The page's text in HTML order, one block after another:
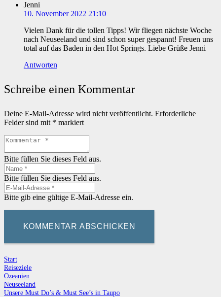
Jenni
10. November 2022 21:10
Vielen Dank für die tollen Tipps! Wir fliegen nächste Woche
nach Neuseeland und sind schon super gespannt! Freuen uns
total auf das Baden in den Hot Springs. Liebe Grüße Jenni
Antworten
Schreibe einen Kommentar
Deine E-Mail-Adresse wird nicht veröffentlicht. Erforderliche
Felder sind mit * markiert
Bitte füllen Sie dieses Feld aus.
Bitte füllen Sie dieses Feld aus.
Bitte gib eine gültige E-Mail-Adresse ein.
KOMMENTAR ABSCHICKEN
Start
Reiseziele
Ozeanien
Neuseeland
Unsere Must Do’s & Must See’s in Taupo